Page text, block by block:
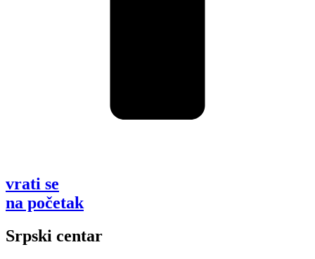
vrati se
na početak
Srpski centar